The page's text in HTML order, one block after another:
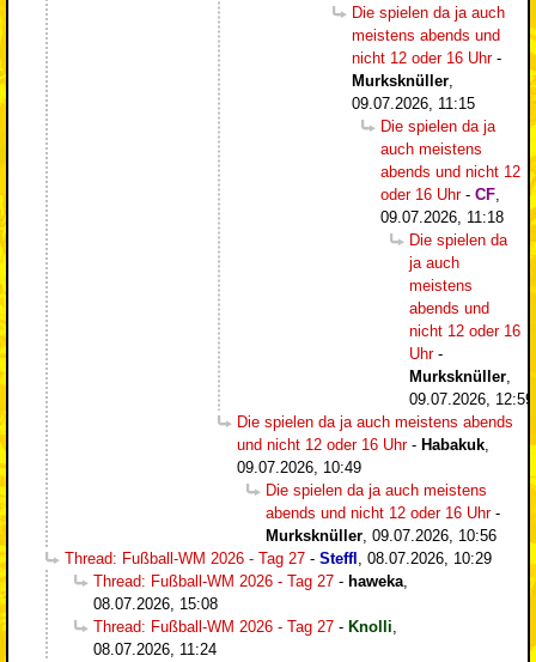
Die spielen da ja auch
meistens abends und
nicht 12 oder 16 Uhr-
Murksknüller
09.07.2026, 11:15
Die spielen da ja
auch meistens
abends und nicht 12
oder 16 Uhr- CF
09.07.2026, 11:18
Die spielen da
ja auch
meistens
abends und
nicht 12 oder 16
Uhr-
Murksknüller
09.07.2026, 12:59
Die spielen da ja auch meistens abends
und nicht 12 oder 16 Uhr- Habakuk
09.07.2026, 10:49
Die spielen da ja auch meistens
abends und nicht 12 oder 16 Uhr-
Murksknüller 09.07.2026, 10:56
Thread: Fußball-WM 2026 - Tag 27 - Steffl
08.07.2026, 10:29
Thread: Fußball-WM 2026 - Tag 27 - haweka
08.07.2026, 15:08
Thread: Fußball-WM 2026 - Tag 27 - Knolli
08.07.2026, 11:24